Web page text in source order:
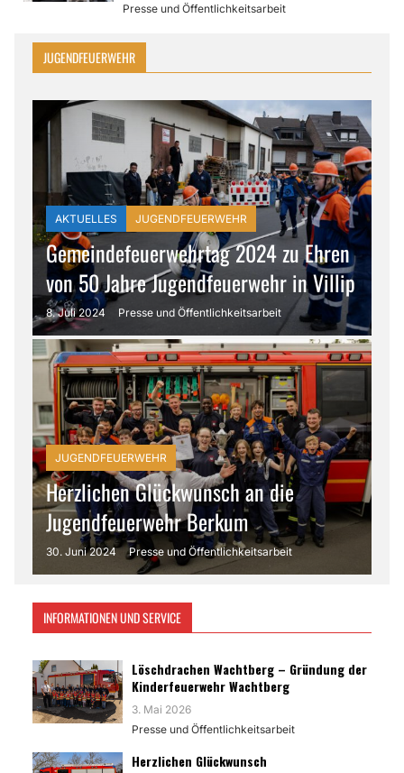
Presse und Öffentlichkeitsarbeit
JUGENDFEUERWEHR
AKTUELLES JUGENDFEUERWEHR
Gemeindefeuerwehrtag 2024 zu Ehren
von 50 Jahre Jugendfeuerwehr in Villip
8. Juli 2024 Presse und Öffentlichkeitsarbeit
JUGENDFEUERWEHR
Herzlichen Glückwunsch an die
Jugendfeuerwehr Berkum
30. Juni 2024 Presse und Öffentlichkeitsarbeit
INFORMATIONEN UND SERVICE
Löschdrachen Wachtberg – Gründung der
Kinderfeuerwehr Wachtberg
3. Mai 2026
Presse und Öffentlichkeitsarbeit
Herzlichen Glückwunsch